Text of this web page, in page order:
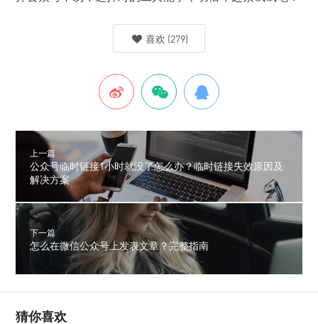
喜欢 (279)
上一篇
公众号临时链接1小时就没了怎么办？临时链接失效原因及
解决方案
下一篇
怎么在微信公众号上发表文章？完整指南
猜你喜欢